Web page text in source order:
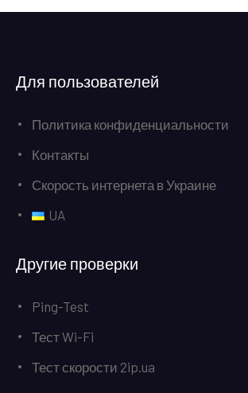
Для пользователей
Политика конфиденциальности
Контакты
Скорость интернета в Украине
UA
Другие проверки
Ping-Test
Тест Wi-Fi
Тест скорости 2ip.ua